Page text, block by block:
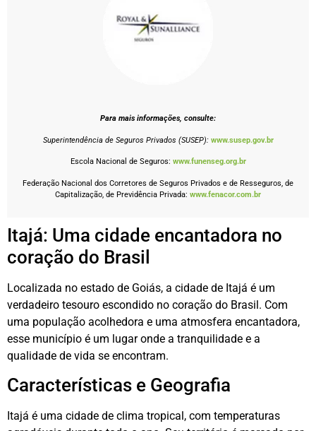
Para mais informações, consulte:
Superintendência de Seguros Privados (SUSEP): www.susep.gov.br
Escola Nacional de Seguros: www.funenseg.org.br
Federação Nacional dos Corretores de Seguros Privados e de Resseguros, de
Capitalização, de Previdência Privada: www.fenacor.com.br
Itajá: Uma cidade encantadora no
coração do Brasil
Localizada no estado de Goiás, a cidade de Itajá é um
verdadeiro tesouro escondido no coração do Brasil. Com
uma população acolhedora e uma atmosfera encantadora,
esse município é um lugar onde a tranquilidade e a
qualidade de vida se encontram.
Características e Geografia
Itajá é uma cidade de clima tropical, com temperaturas